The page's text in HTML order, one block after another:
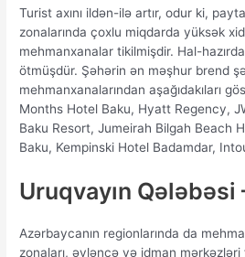
Turist axını ildən-ilə artır, odur ki,
zonalarında çoxlu miqdarda yüksək
mehmanxanalar tikilmişdir. Hal-
ötmüşdür. Şəhərin ən məşhur brend
mehmanxanalarından aşağıdakıları
Months Hotel Baku, Hyatt Regency,
Baku Resort, Jumeirah Bilgah Beach
Baku, Kempinski Hotel Badamdar,
Uruqvayın Qələbəsi
Azərbaycanın regionlarında da
zonaları, əyləncə və idman